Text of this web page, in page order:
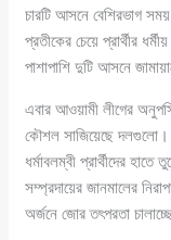
চারটি আসনে বেশিরভাগ
প্রতীকের চেয়ে প্রার্থীর
পাশাপাশি দুটি আসনে
এবার আওয়ামী লীগের
কৌশল সাজিয়েছে দলগুলো।
ধর্মাবলম্বী প্রার্থীদের
সম্প্রদায়ের জানমালের
অর্জনে জোর তৎপরতা